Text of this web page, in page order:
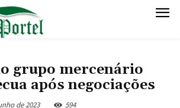
grupo mercenário
após negociações
de 2023 594